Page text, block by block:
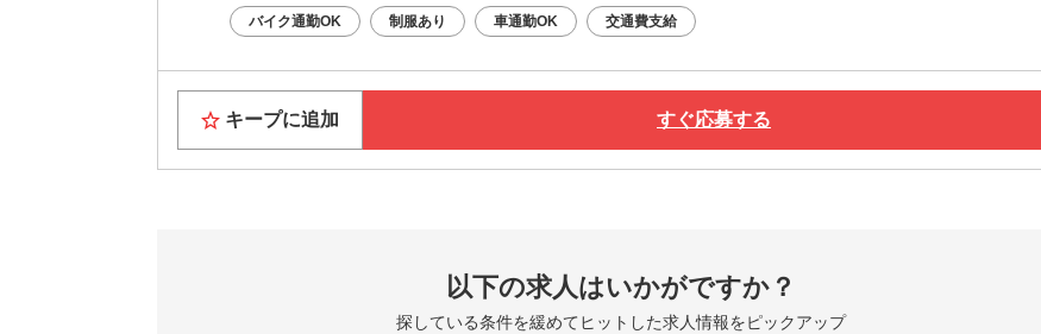
バイク通勤OK 制服あり 車通勤OK 交通費支給
キープに追加 すぐ応募する
以下の求人はいかがですか？
探している条件を緩めてヒットした求人情報をピックアップ